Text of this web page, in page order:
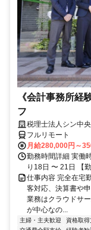
《会計事務所経
フ
税理士法人シン中
フルリモート
月給280,000円～
勤務時間詳細 実働
り18日 〜 21日 【
仕事内容 完全在宅
客対応、決算書や
業務はクラウドサ
が中心なの...
主婦・主夫歓迎 資格取得